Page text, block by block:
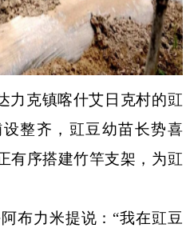
力克镇喀什艾日克村的豇
整齐，豇豆幼苗长势喜
有序搭建竹竿支架，为豇
阿布力米提说：“我在豇豆